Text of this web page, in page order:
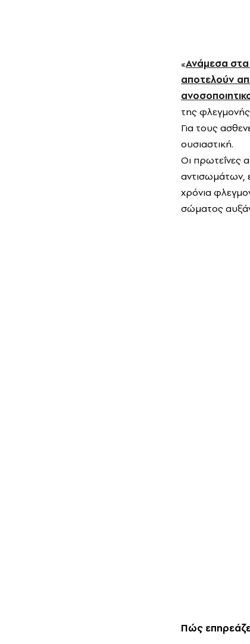
«Ανάμεσα στα
αποτελούν
της
Για τους
ουσιαστική.
Οι πρωτεΐνες
αντισωμάτων,
χρόνια
σώματος
Πώς